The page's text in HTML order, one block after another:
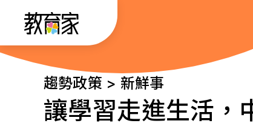
主
趨勢政策 > 新鮮事
讓學習走進生活，